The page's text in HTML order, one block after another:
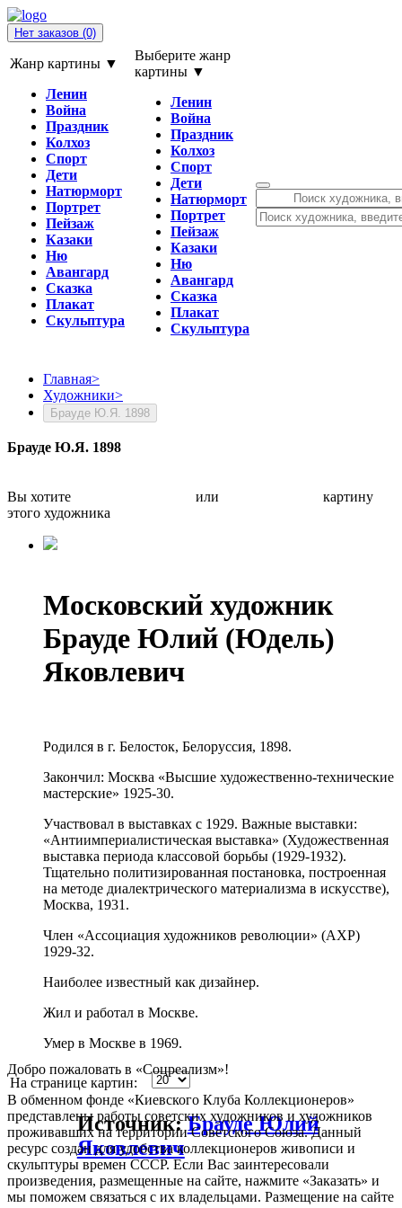
Нет заказов (0)
Жанр картины ▼
Ленин
Война
Праздник
Колхоз
Спорт
Дети
Натюрморт
Портрет
Пейзаж
Казаки
Ню
Авангард
Сказка
Плакат
Скульптура
Выберите жанр
картины ▼
Ленин
Война
Праздник
Колхоз
Спорт
Дети
Натюрморт
Портрет
Пейзаж
Казаки
Ню
Авангард
Сказка
Плакат
Скульптура
Главная>
Художники>
Брауде Ю.Я. 1898
Брауде Ю.Я. 1898
Вы хотите или
картину
этого художника
Московский художник
Брауде Юлий (Юдель)
Яковлевич
Родился в г. Белосток, Белоруссия, 1898.
Закончил: Москва «Высшие художественно-технические
мастерские» 1925-30.
Участвовал в выставках с 1929. Важные выставки:
«Антиимпериалистическая выставка» (Художественная
выставка периода классовой борьбы (1929-1932).
Тщательно политизированная постановка, построенная
на методе диалектрического материализма в искусстве),
Москва, 1931.
Член «Ассоциация художников революции» (АХР)
1929-32.
Наиболее известный как дизайнер.
Жил и работал в Москве.
Умер в Москве в 1969.
На странице картин:
Источник:Брауде Юлий
Яковлевич
Добро пожаловать в «Соцреализм»!
В обменном фонде «Киевского Клуба Коллекционеров»
представлены работы советских художников и художников
проживавших на территории Советского Союза. Данный
ресурс создан для удобства коллекционеров живописи и
скульптуры времен СССР. Если Вас заинтересовали
произведения, размещенные на сайте, нажмите «Заказать» и
мы поможем связаться с их владельцами. Размещение на сайте